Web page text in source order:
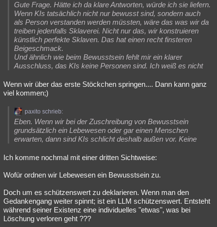
Gute Frage. Hätte ich da klare Antworten, würde ich sie liefern.
Wenn KIs tatsächlich nicht nur bewusst sind, sondern auch
als Person verstanden werden müssten, wäre das was wir da
treiben jedenfalls Sklaverei. Nicht nur das, wir konstruieren
künstlich perfekte Sklaven. Das hat einen recht finsteren
Beigeschmack.
Und ähnlich wie beim Bewusstsein fehlt mir ein klarer
Ausschluss, das KIs keine Personen sind. Ich weiß es nicht
Wenn wir über das erste Stöckchen springen.... Dann kann ganz
viel kommen;)
paxito schrieb:
Eben. Wenn wir bei der Zuschreibung von Bewusstsein
grundsätzlich ein Lebewesen oder gar einen Menschen
erwarten, dann sind KIs schlicht deshalb außen vor. Keine
Ich komme nochmal mit einer dritten Sichtweise:
Wofür ordnen wir Lebewesen ein Bewusstsein zu.
Doch um es schützenswert zu deklarieren. Wenn man den
Gedankengang weiter spinnt; ist ein LLM schützenswert. Entsteht
während seiner Existenz eine individuelles "etwas", was bei
Löschung verloren geht ???